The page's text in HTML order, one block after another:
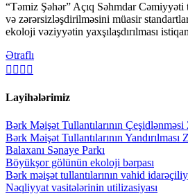
“Təmiz Şəhər” Açıq Səhmdar Cəmiyyəti
və zərərsizləşdirilməsini müasir
ekoloji vəziyyətin yaxşılaşdırılması
Ətraflı
Layihələrimiz
Bərk Məişət Tullantılarının Çeşidlənməsi
Bərk Məişət Tullantılarının Yandırılması
Balaxanı Sənaye Parkı
Böyükşor gölünün ekoloji bərpası
Bərk məişət tullantılarının vahid
Nəqliyyat vasitələrinin utilizasiyası